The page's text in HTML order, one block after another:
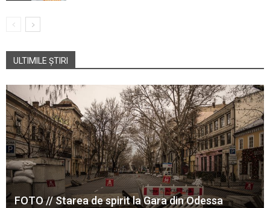
ULTIMILE ȘTIRI
FOTO // Starea de spirit la Gara din Odessa